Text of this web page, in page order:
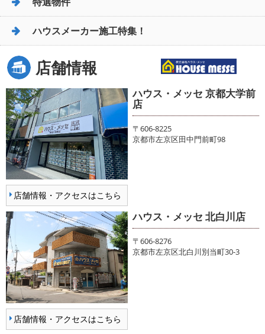
ハウスメーカー施工特集！
店舗情報
店舗情報・アクセスはこちら
ハウス・メッセ 京都大学前
店
〒606-8225
京都市左京区田中門前町98
店舗情報・アクセスはこちら
ハウス・メッセ 北白川店
〒606-8276
京都市左京区北白川別当町30-3